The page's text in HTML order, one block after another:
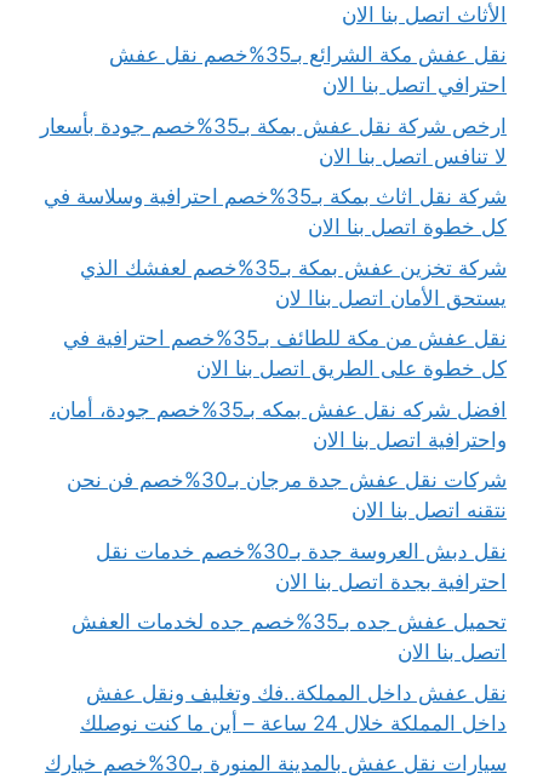
الأثاث اتصل بنا الان
نقل عفش مكة الشرائع بـ35%خصم نقل عفش
احترافي اتصل بنا الان
ارخص شركة نقل عفش بمكة بـ35%خصم جودة بأسعار
لا تنافس اتصل بنا الان
شركة نقل اثاث بمكة بـ35%خصم احترافية وسلاسة في
كل خطوة اتصل بنا الان
شركة تخزين عفش بمكة بـ35%خصم لعفشك الذي
يستحق الأمان اتصل بناا لان
نقل عفش من مكة للطائف بـ35%خصم احترافية في
كل خطوة على الطريق اتصل بنا الان
افضل شركه نقل عفش بمكه بـ35%خصم جودة، أمان،
واحترافية اتصل بنا الان
شركات نقل عفش جدة مرجان بـ30%خصم فن نحن
نتقنه اتصل بنا الان
نقل دبش العروسة جدة بـ30%خصم خدمات نقل
احترافية بجدة اتصل بنا الان
تحميل عفش جده بـ35%خصم جده لخدمات العفش
اتصل بنا الان
نقل عفش داخل المملكة..فك وتغليف ونقل عفش
داخل المملكة خلال 24 ساعة – أين ما كنت نوصلك
سيارات نقل عفش بالمدينة المنورة بـ30%خصم خيارك